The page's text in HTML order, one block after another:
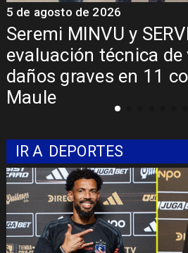
Fondo Orasmi
familia de Romeral
alimentación
con Síndrome de
5 de agosto de 2026
IR A DEPORTES